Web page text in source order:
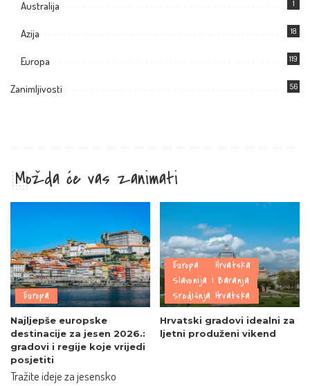
Australija 1
Azija 18
Europa 119
Zanimljivosti 56
Možda će vas zanimati
Europa
Najljepše europske
destinacije za jesen 2026.:
gradovi i regije koje vrijedi
posjetiti
Tražite ideje za jesensko
Europa
Hrvatska
Slavonija i Baranja
Središnja Hrvatska
Hrvatski gradovi idealni za
ljetni produženi vikend